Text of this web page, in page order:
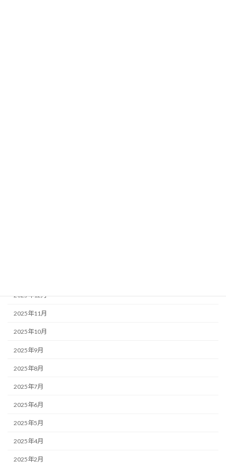
2025年12月
2025年11月
2025年10月
2025年9月
2025年8月
2025年7月
2025年6月
2025年5月
2025年4月
2025年2月